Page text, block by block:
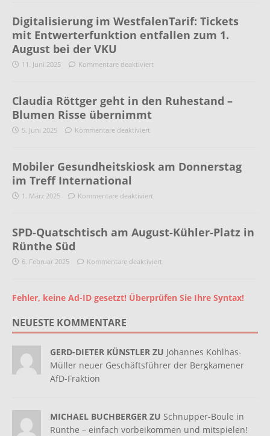
Digitalisierung im WestfalenTarif: Tickets
mit Entwerterfunktion entfallen zum 1.
August bei der VKU
11. Juni 2025 Kommentare deaktiviert
Claudia Röttger geht in den Ruhestand –
Blumen Risse übernimmt
5. Juni 2025 Kommentare deaktiviert
Mobiler Gesundheitskiosk am Donnerstag
im Treff International
1. März 2025 Kommentare deaktiviert
SPD-Quatschtisch am August-Kühler-Platz in
Rünthe Süd
6. Februar 2025 Kommentare deaktiviert
Fehler, keine Ad-ID gesetzt! Überprüfen Sie Ihre Syntax!
NEUESTE KOMMENTARE
GERD-DIETER KÜNSTLER ZU Johannes Kohlhas-
Müller neuer Geschäftsführer der Bergkamener
AfD-Fraktion
MICHAEL BUCHBERGER ZU Schnupper-Boule in
Rünthe – einfach vorbeikommen und mitspielen!